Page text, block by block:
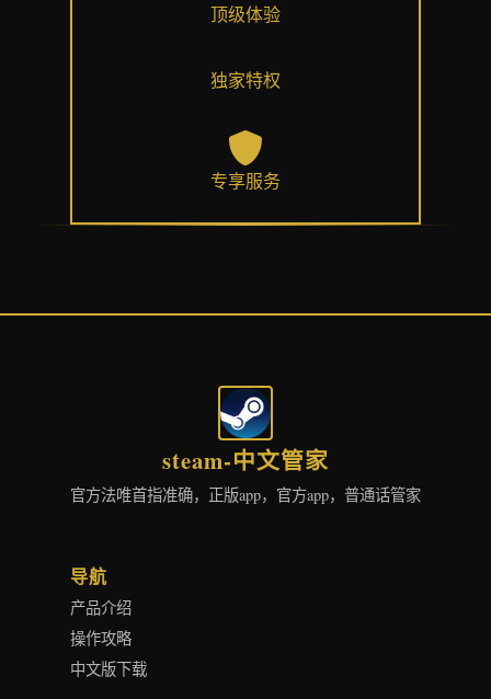
顶级体验
独家特权
专享服务
steam-中文管家
官方法唯首指准确，正版app，官方app，普通话管家
导航
产品介绍
操作攻略
中文版下载